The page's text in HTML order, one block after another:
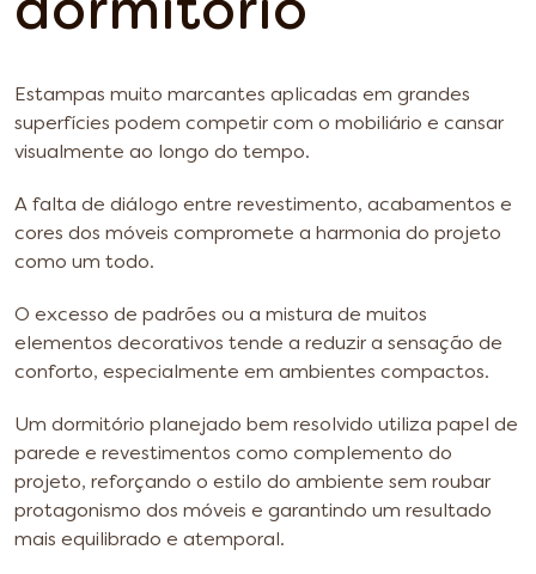
dormitório
Estampas muito marcantes aplicadas em grandes
superfícies podem competir com o mobiliário e cansar
visualmente ao longo do tempo.
A falta de diálogo entre revestimento, acabamentos e
cores dos móveis compromete a harmonia do projeto
como um todo.
O excesso de padrões ou a mistura de muitos
elementos decorativos tende a reduzir a sensação de
conforto, especialmente em ambientes compactos.
Um dormitório planejado bem resolvido utiliza papel de
parede e revestimentos como complemento do
projeto, reforçando o estilo do ambiente sem roubar
protagonismo dos móveis e garantindo um resultado
mais equilibrado e atemporal.